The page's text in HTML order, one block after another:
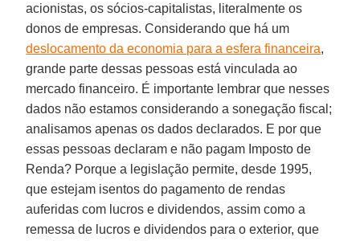
acionistas, os sócios-capitalistas, literalmente os
donos de empresas. Considerando que há um
deslocamento da economia para a esfera financeira,
grande parte dessas pessoas está vinculada ao
mercado financeiro. É importante lembrar que nesses
dados não estamos considerando a sonegação fiscal;
analisamos apenas os dados declarados. E por que
essas pessoas declaram e não pagam Imposto de
Renda? Porque a legislação permite, desde 1995,
que estejam isentos do pagamento de rendas
auferidas com lucros e dividendos, assim como a
remessa de lucros e dividendos para o exterior, que